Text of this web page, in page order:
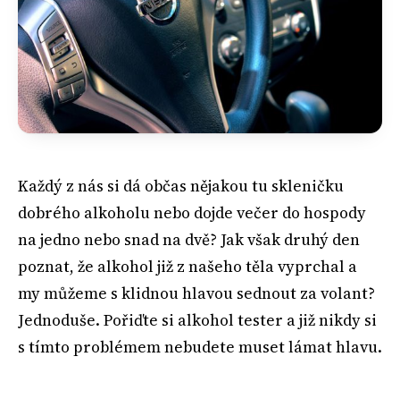
Každý z nás si dá občas nějakou tu skleničku
dobrého alkoholu nebo dojde večer do hospody
na jedno nebo snad na dvě? Jak však druhý den
poznat, že alkohol již z našeho těla vyprchal a
my můžeme s klidnou hlavou sednout za volant?
Jednoduše. Pořiďte si alkohol tester a již nikdy si
s tímto problémem nebudete muset lámat hlavu.